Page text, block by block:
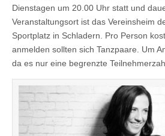
Dienstagen um 20.00 Uhr statt und
Veranstaltungsort ist das Vereinsheim
Sportplatz in Schladern. Pro Person
anmelden sollten sich Tanzpaare. Um
da es nur eine begrenzte